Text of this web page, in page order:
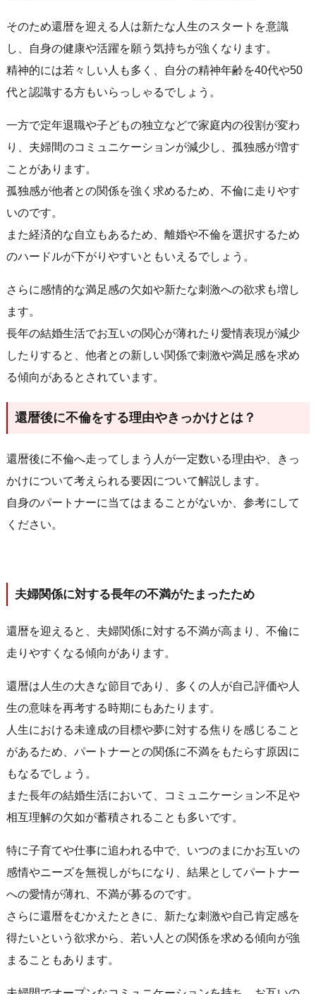
そのため還暦を迎える人は新たな人生のスタートを意識
し、自身の健康や活躍を願う気持ちが強くなります。
精神的には若々しい人も多く、自分の精神年齢を40代や50
代と認識する方もいらっしゃるでしょう。
一方で定年退職や子どもの独立などで家庭内の役割が変わ
り、夫婦間のコミュニケーションが減少し、孤独感が増す
ことがあります。
孤独感が他者との関係を強く求めるため、不倫に走りやす
いのです。
また経済的な自立もあるため、離婚や不倫を選択するため
のハードルが下がりやすいともいえるでしょう。
さらに感情的な満足感の欠如や新たな刺激への欲求も増し
ます。
長年の結婚生活でお互いの関心が薄れたり愛情表現が減少
したりすると、他者との新しい関係で刺激や満足感を求め
る傾向があるとされています。
還暦後に不倫をする理由やきっかけとは？
還暦後に不倫へ走ってしまう人が一定数いる理由や、きっ
かけについて考えられる要因について解説します。
自身のパートナーに当てはまることがないか、参考にして
ください。
夫婦関係に対する長年の不満がたまったため
還暦を迎えると、夫婦関係に対する不満が高まり、不倫に
走りやすくなる傾向があります。
還暦は人生の大きな節目であり、多くの人が自己評価や人
生の意味を再考する時期にもあたります。
人生における未達成の目標や夢に対する焦りを感じること
があるため、パートナーとの関係に不満をもたらす原因に
もなるでしょう。
また長年の結婚生活において、コミュニケーション不足や
相互理解の欠如が蓄積されることも多いです。
特に子育てや仕事に追われる中で、いつのまにかお互いの
感情やニーズを無視しがちになり、結果としてパートナー
への愛情が薄れ、不満が募るのです。
さらに還暦をむかえたときに、新たな刺激や自己肯定感を
得たいという欲求から、若い人との関係を求める傾向が強
まることもあります。